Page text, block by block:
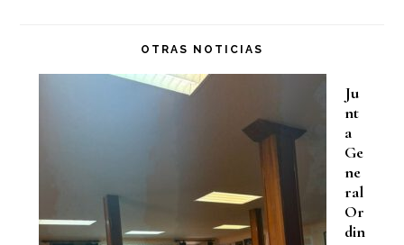
OTRAS NOTICIAS
Ju
nt
a
Ge
ne
ral
Or
din